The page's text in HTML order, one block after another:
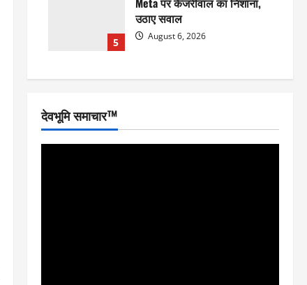
5
उठाए सवाल
August 6, 2026
देवभूमि समाचार™